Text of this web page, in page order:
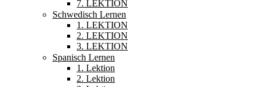
7. LEKTION
Schwedisch Lernen
1. LEKTION
2. LEKTION
3. LEKTION
Spanisch Lernen
1. Lektion
2. Lektion